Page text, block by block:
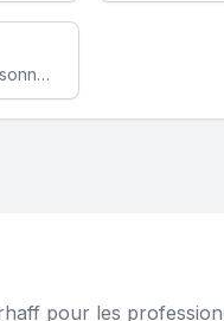
Améliorez l'efficacité de votre société avec une application web personnalisée accessible partout et tout le temps.
pour les